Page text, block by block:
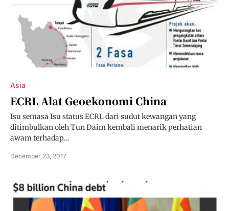
Asia
ECRL Alat Geoekonomi China
Isu semasa Isu status ECRL dari sudut kewangan yang
ditimbulkan oleh Tun Daim kembali menarik perhatian
awam terhadap…
December 23, 2017